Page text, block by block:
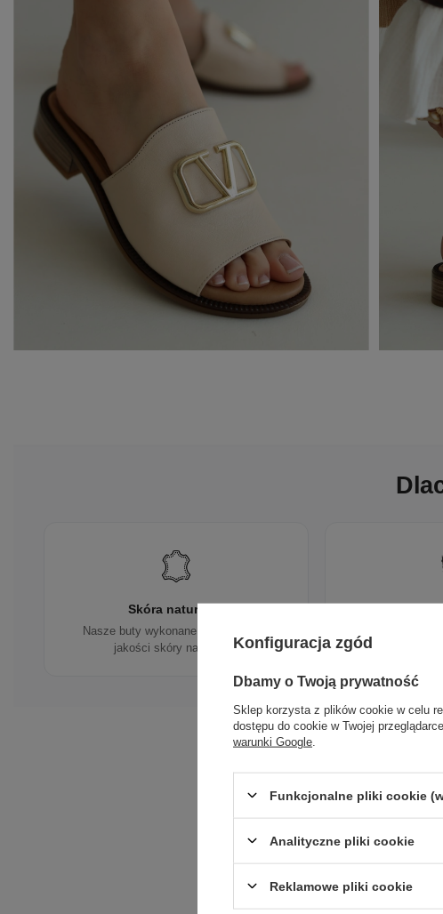
Skóra naturalna
Nasze buty wykonane są z wysokiej
jakości skóry naturalnej.Konfiguracja zgód
Dbamy o Twoją prywatność
Sklep korzysta z plików cookie w celu
dostępu do cookie w Twojej
warunki Google
Funkcjonalne pliki cookie
Analityczne pliki cookie
Reklamowe pliki cookie